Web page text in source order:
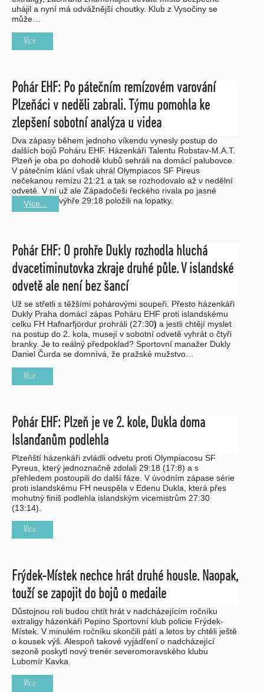
uhájil a nyní má odvážnější choutky. Klub z Vysočiny se
může…
Více...
Pohár EHF: Po pátečním remízovém varování
Plzeňáci v neděli zabrali. Týmu pomohla ke
zlepšení sobotní analýza u videa
Dva zápasy během jednoho víkendu vynesly postup do
dalších bojů Poháru EHF. Házenkáři Talentu Robstav-M.A.T.
Plzeň je oba po dohodě klubů sehráli na domácí palubovce.
V pátečním klání však uhrál Olympiacos SF Pireus
nečekanou remízu 21:21 a tak se rozhodovalo až v nedělní
odvetě. V ní už ale Západočeši řeckého rivala po jasné
výhře 29:18 položili na lopatky.
Více...
Pohár EHF: O prohře Dukly rozhodla hluchá
dvacetiminutovka zkraje druhé půle. V islandské
odvetě ale není bez šancí
Už se střetli s těžšími pohárovými soupeři. Přesto házenkáři
Dukly Praha domácí zápas Poháru EHF proti islandskému
celku FH Hafnarfjördur prohráli (27:30) a jestli chtějí myslet
na postup do 2. kola, musejí v sobotní odvetě vyhrát o čtyři
branky. Je to reálný předpoklad? Sportovní manažer Dukly
Daniel Čurda se domnívá, že pražské mužstvo…
Více...
Pohár EHF: Plzeň je ve 2. kole, Dukla doma
Islanďanům podlehla
Plzeňští házenkáři zvládli odvetu proti Olympiacosu SF
Pyreus, který jednoznačně zdolali 29:18 (17:8) a s
přehledem postoupili do další fáze. V úvodním zápase série
proti islandskému FH neuspěla v Edenu Dukla, která přes
mohutný finiš podlehla islandským vicemistrům 27:30
(13:14).
Více...
Frýdek-Místek nechce hrát druhé housle. Naopak,
touží se zapojit do bojů o medaile
Důstojnou roli budou chtít hrát v nadcházejícím ročníku
extraligy házenkáři Pepino Sportovní klub policie Frýdek-
Místek. V minulém ročníku skončili pátí a letos by chtěli ještě
o kousek výš. Alespoň takové vyjádření o nadcházející
sezoně poskytl nový trenér severomoravského klubu
Lubomír Kavka.
Více...